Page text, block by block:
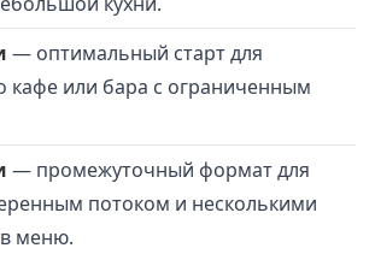
— оптимальный старт для
кафе или бара с ограниченным
— промежуточный формат для
потоком и несколькими
меню.